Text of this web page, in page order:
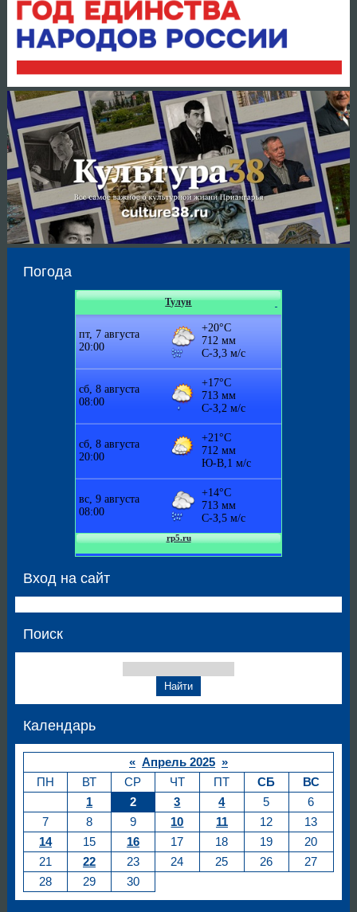
Погода
Тулун
Вход на сайт
Поиск
Календарь
« Апрель 2025 »
ПН
ВТ СР ЧТ ПТ СБ
ВС
1
2 3 4 5
6
7
8 9 10 11 12
13
14
15 16 17 18 19
20
21
22 23 24 25 26
27
28
29 30